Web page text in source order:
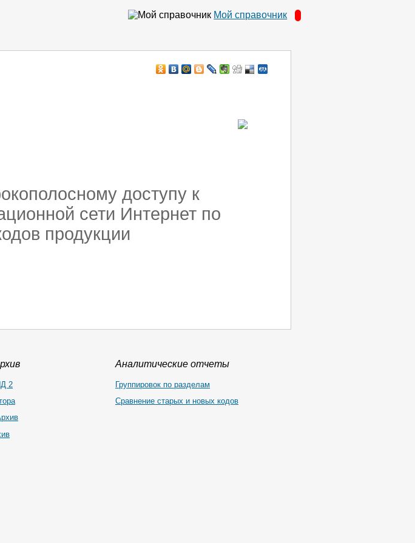
Мой справочник
доступу к
сети Интернет по
продукции
2
Аналитические отчеты
Группировок по разделам
Сравнение старых и новых кодов